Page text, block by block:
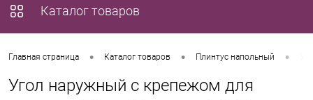
Каталог товаров
Главная страница • Каталог товаров • Плинтус напольный •
Угол наружный с крепежом для